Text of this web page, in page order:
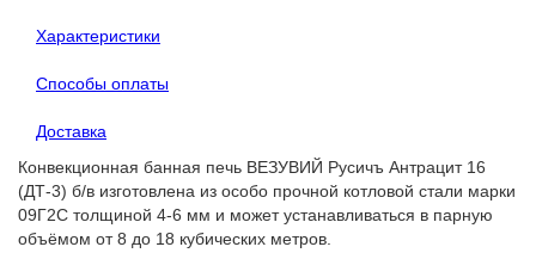
Характеристики
Способы оплаты
Доставка
Конвекционная банная печь ВЕЗУВИЙ Русичъ Антрацит 16
(ДТ-3) б/в изготовлена из особо прочной котловой стали марки
09Г2С толщиной 4-6 мм и может устанавливаться в парную
объёмом от 8 до 18 кубических метров.